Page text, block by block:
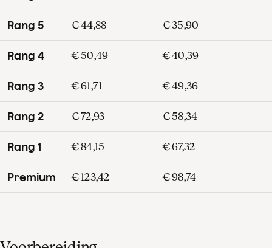
Rang 5 € 44,88 € 35,90
Rang 4 € 50,49 € 40,39
Rang 3 € 61,71 € 49,36
Rang 2 € 72,93 € 58,34
Rang 1 € 84,15 € 67,32
Premium € 123,42 € 98,74